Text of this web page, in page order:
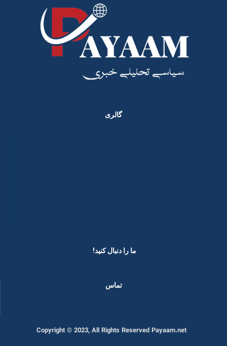
گالری
ما را دنبال کنید! ​
تماس
Copyright © 2023, All Rights Reserved Payaam.net